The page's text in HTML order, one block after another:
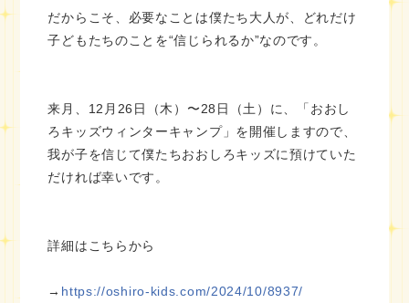
だからこそ、必要なことは僕たち大人が、どれだけ
子どもたちのことを“信じられるか”なのです。
来月、12月26日（木）〜28日（土）に、「おおし
ろキッズウィンターキャンプ」を開催しますので、
我が子を信じて僕たちおおしろキッズに預けていた
だければ幸いです。
詳細はこちらから
→ https://oshiro-kids.com/2024/10/8937/